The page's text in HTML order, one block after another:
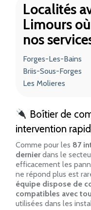
Localités
Limours
nos
Forges-Les-Bains
Briis-Sous-Forges
Les Molieres
Boîtier de
intervention
Comme pour les 87
dernierdans le
efficacement les
ne répond plus est
équipe dispose de
compatibles avec
utilisées dans les